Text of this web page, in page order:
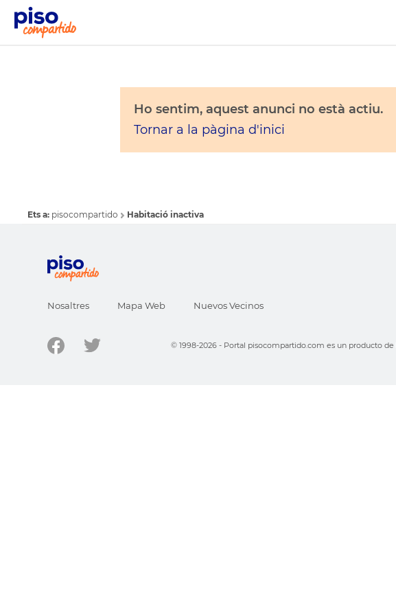
Ho sentim, aquest anunci no està actiu.
Tornar a la pàgina d'inici
Ets a: pisocompartido Habitació inactiva
Nosaltres Mapa Web Nuevos Vecinos
© 1998-2026 - Portal pisocompartido.com es un producto de